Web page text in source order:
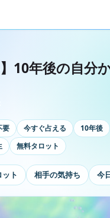
】10年後の自分
要 今すぐ占える 10年後
無料タロット
ット 相手の気持ち 今